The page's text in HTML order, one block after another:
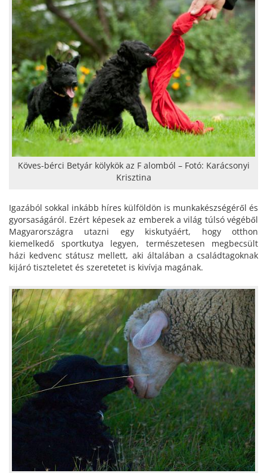
Köves-bérci Betyár kölykök az F alomból – Fotó: Karácsonyi
Krisztina
Igazából sokkal inkább híres külföldön is munkakészségéről és
gyorsaságáról. Ezért képesek az emberek a világ túlsó végéből
Magyarországra utazni egy kiskutyáért, hogy otthon
kiemelkedő sportkutya legyen, természetesen megbecsült
házi kedvenc státusz mellett, aki általában a családtagoknak
kijáró tiszteletet és szeretetet is kivívja magának.